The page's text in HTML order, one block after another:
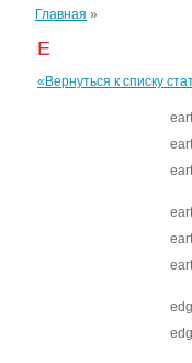
Главная »
E
«Вернуться к списку